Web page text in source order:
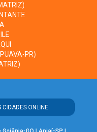
PR)
CIDADES ONLINE